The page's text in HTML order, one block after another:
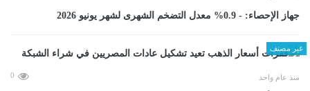
جهاز الإحصاء: - 0.9% معدل التضخم الشهرى لشهر يونيو 2026
غير مصنف
منذ عام واحد 0